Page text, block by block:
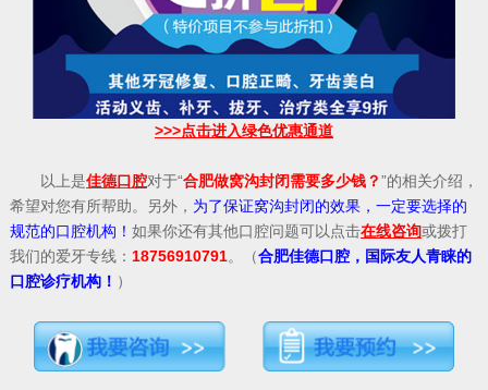
>>>点击进入绿色优惠通道
以上是佳德口腔对于“合肥做窝沟封闭需要多少钱？”的相关介绍，
希望对您有所帮助。另外， 为了保证窝沟封闭的效果，一定要选择的
规范的口腔机构！ 如果你还有其他口腔问题可以点击在线咨询或拨打
我们的爱牙专线： 18756910791。（合肥佳德口腔，国际友人青睐的
口腔诊疗机构！ ）